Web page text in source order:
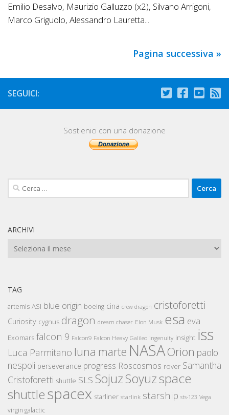
Emilio Desalvo, Maurizio Galluzzo (x2), Silvano Arrigoni,
Marco Griguolo, Alessandro Lauretta...
Pagina successiva »
SEGUICI:
Sostienici con una donazione
Ricerca
per:
ARCHIVI
Archivi
TAG
artemis ASI blue origin boeing cina crew dragon cristoforetti
Curiosity cygnus dragon dream chaser Elon Musk esa eva
Exomars falcon 9 Falcon9 Falcon Heavy Galileo ingenuity insight iss
Luca Parmitano luna marte NASAOrion paolo
nespoli perseverance progress Roscosmos rover Samantha
Cristoforetti shuttle SLS SojuzSoyuzspace
shuttlespacex starliner starlink starship sts-123 Vega
virgin galactic